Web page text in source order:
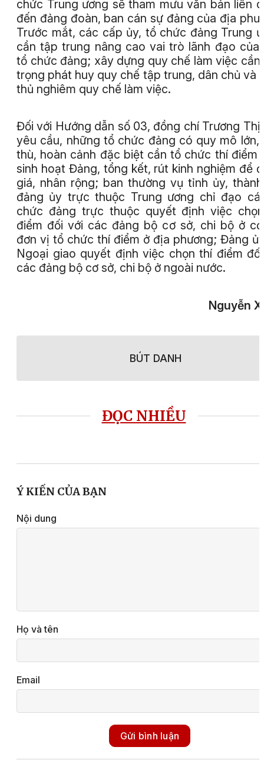
chức Trung ương sẽ tham mưu văn bản liên
đến đảng đoàn, ban cán sự đảng của địa
Trước mắt, các cấp ủy, tổ chức đảng Trung
cần tập trung nâng cao vai trò lãnh đạo của
tổ chức đảng; xây dựng quy chế làm việc cần
trọng phát huy quy chế tập trung, dân chủ và
thủ nghiêm quy chế làm việc.
Đối với Hướng dẫn số 03, đồng chí Trương Thị
yêu cầu, những tổ chức đảng có quy mô lớn,
thù, hoàn cảnh đặc biệt cần tổ chức thí điểm
sinh hoạt Đảng, tổng kết, rút kinh nghiệm để
giá, nhân rộng; ban thường vụ tỉnh ủy,
đảng ủy trực thuộc Trung ương chỉ đạo
chức đảng trực thuộc quyết định việc
điểm đối với các đảng bộ cơ sở, chi bộ ở
đơn vị tổ chức thí điểm ở địa phương; Đảng
Ngoại giao quyết định việc chọn thí điểm
các đảng bộ cơ sở, chi bộ ở ngoài nước.
Nguyễn
BÚT DANH
ĐỌC NHIỀU
Ý KIẾN CỦA BẠN
Nội dung
Họ và tên
Email
Gửi bình luận